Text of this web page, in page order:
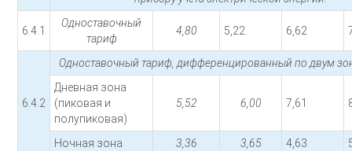
6.4.1
Одноставочный
тариф
4,80 5,22 6,62
6.4.2
Одноставочный тариф, дифференцированный по двум
Дневная зона
(пиковая и
полупиковая)
5,52 6,00 7,61
Ночная зона 3,36 3,65 4,63